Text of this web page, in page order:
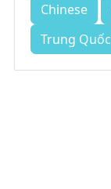
Chinese
Trung Quốc